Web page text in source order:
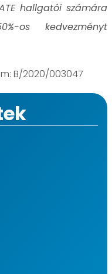
hallgatói számára
os kedvezményt
B/2020/003047